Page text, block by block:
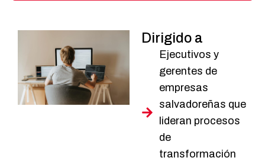
Dirigido a
Ejecutivos y
gerentes de
empresas
salvadoreñas que
lideran procesos
de
transformación